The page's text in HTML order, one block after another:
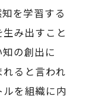
を学習する
み出すこと
の創出に
ると言われ
を組織に内